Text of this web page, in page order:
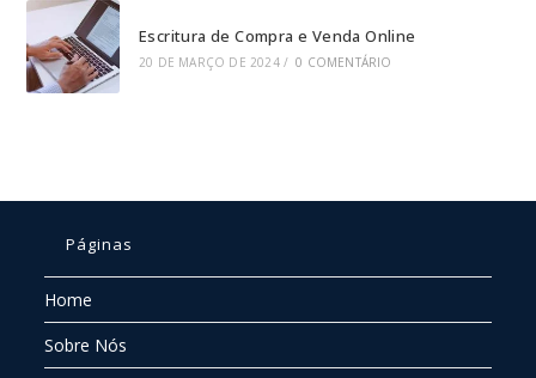
Escritura de Compra e Venda Online
20 DE MARÇO DE 2024 / 0 COMENTÁRIO
Páginas
Home
Sobre Nós